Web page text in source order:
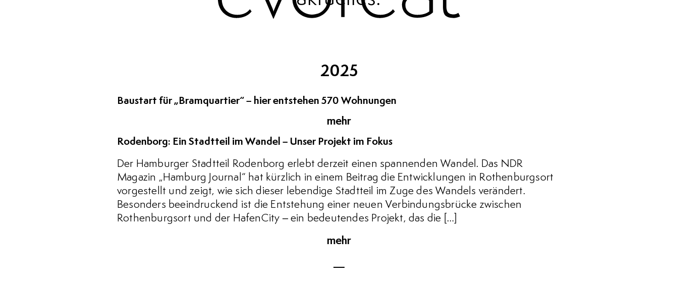
2025
Baustart für „Bramquartier“ – hier entstehen 570 Wohnungen
mehr
Rodenborg: Ein Stadtteil im Wandel – Unser Projekt im Fokus
Der Hamburger Stadtteil Rodenborg erlebt derzeit einen spannenden Wandel. Das NDR
Magazin „Hamburg Journal“ hat kürzlich in einem Beitrag die Entwicklungen in Rothenburgsort
vorgestellt und zeigt, wie sich dieser lebendige Stadtteil im Zuge des Wandels verändert.
Besonders beeindruckend ist die Entstehung einer neuen Verbindungsbrücke zwischen
Rothenburgsort und der HafenCity – ein bedeutendes Projekt, das die […]
mehr